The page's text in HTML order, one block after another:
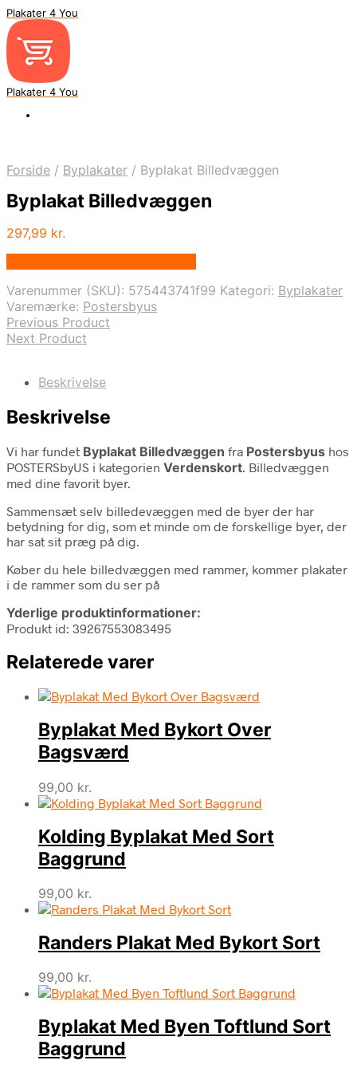
Plakater 4 You
Plakater 4 You
Forside / Byplakater / Byplakat Billedvæggen
Byplakat Billedvæggen
297,99 kr.
Varenummer (SKU): 575443741f99 Kategori: Byplakater
Varemærke: Postersbyus
Previous Product
Next Product
Beskrivelse
Beskrivelse
Vi har fundet Byplakat Billedvæggen fra Postersbyus hos
POSTERSbyUS i kategorien Verdenskort. Billedvæggen
med dine favorit byer.
Sammensæt selv billedevæggen med de byer der har
betydning for dig, som et minde om de forskellige byer, der
har sat sit præg på dig.
Køber du hele billedvæggen med rammer, kommer plakater
i de rammer som du ser på
Yderlige produktinformationer:
Produkt id: 39267553083495
Relaterede varer
Byplakat Med Bykort Over
Bagsværd
99,00 kr.
Kolding Byplakat Med Sort
Baggrund
99,00 kr.
Randers Plakat Med Bykort Sort
99,00 kr.
Byplakat Med Byen Toftlund Sort
Baggrund